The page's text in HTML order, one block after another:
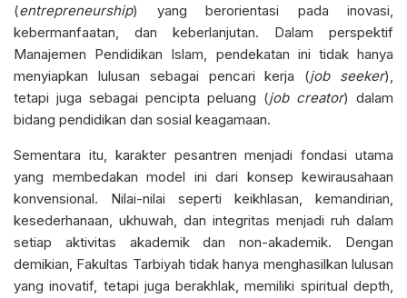
(entrepreneurship) yang berorientasi pada inovasi,
kebermanfaatan, dan keberlanjutan. Dalam perspektif
Manajemen Pendidikan Islam, pendekatan ini tidak hanya
menyiapkan lulusan sebagai pencari kerja (job seeker),
tetapi juga sebagai pencipta peluang (job creator) dalam
bidang pendidikan dan sosial keagamaan.
Sementara itu, karakter pesantren menjadi fondasi utama
yang membedakan model ini dari konsep kewirausahaan
konvensional. Nilai-nilai seperti keikhlasan, kemandirian,
kesederhanaan, ukhuwah, dan integritas menjadi ruh dalam
setiap aktivitas akademik dan non-akademik. Dengan
demikian, Fakultas Tarbiyah tidak hanya menghasilkan lulusan
yang inovatif, tetapi juga berakhlak, memiliki spiritual depth,